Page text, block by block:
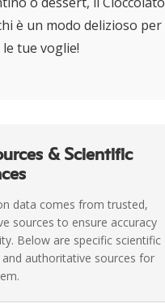
è un modo delizioso per
tue voglie!
& Scientific
data comes from trusted,
sources to ensure accuracy
Below are specific scientific
authoritative sources for